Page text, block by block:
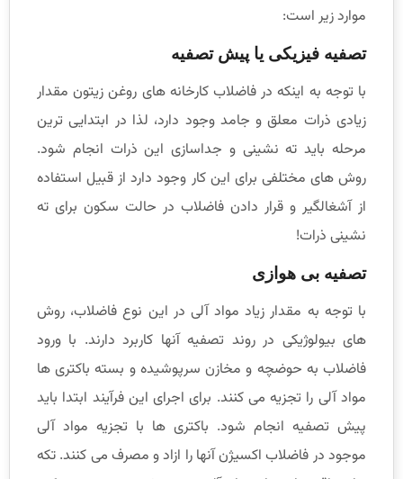
موارد زیر است:
تصفیه فیزیکی یا پیش تصفیه
با توجه به اینکه در فاضلاب کارخانه های روغن زیتون مقدار
زیادی ذرات معلق و جامد وجود دارد، لذا در ابتدایی ترین
مرحله باید ته نشینی و جداسازی این ذرات انجام شود.
روش های مختلفی برای این کار وجود دارد از قبیل استفاده
از آشغالگیر و قرار دادن فاضلاب در حالت سکون برای ته
نشینی ذرات!
تصفیه بی هوازی
با توجه به مقدار زیاد مواد آلی در این نوع فاضلاب، روش
های بیولوژیکی در روند تصفیه آنها کاربرد دارند. با ورود
فاضلاب به حوضچه و مخازن سرپوشیده و بسته باکتری ها
مواد آلی را تجزیه می کنند. برای اجرای این فرآیند ابتدا باید
پیش تصفیه انجام شود. باکتری ها با تجزیه مواد آلی
موجود در فاضلاب اکسیژن آنها را ازاد و مصرف می کنند. تکه